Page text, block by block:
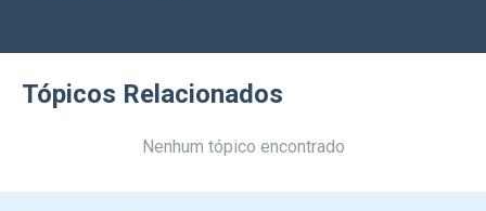
Tópicos Relacionados
Nenhum tópico encontrado